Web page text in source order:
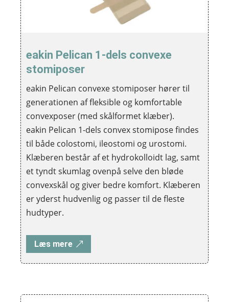
eakin Pelican 1-dels convexe
stomiposer
eakin Pelican convexe stomiposer hører til
generationen af fleksible og komfortable
convexposer (med skålformet klæber).
eakin Pelican 1-dels convex stomipose findes
til både colostomi, ileostomi og urostomi.
Klæberen består af et hydrokolloidt lag, samt
et tyndt skumlag ovenpå selve den bløde
convexskål og giver bedre komfort. Klæberen
er yderst hudvenlig og passer til de fleste
hudtyper.
Læs mere